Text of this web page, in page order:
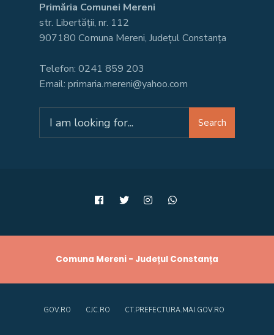
Primăria Comunei Mereni
str. Libertății, nr. 112
907180 Comuna Mereni, Județul Constanța
Telefon: 0241 859 203
Email: primaria.mereni@yahoo.com
for:
Search
Comuna Mereni - Județul Constanța
GOV.RO CJC.RO CT.PREFECTURA.MAI.GOV.RO